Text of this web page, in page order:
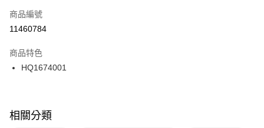
【「AFTEE先享後付」結帳流程】
１．於結帳方式選擇「AFTEE先享後付」後，將跳轉至「AFTEE先享後付」
２．訂單成立數日內，您將收到繳費通知簡訊。
３．收到繳費通知簡訊後14天內，點擊此簡訊中的連結，可透過四大超商／
ATM／網路銀行／等多元方式進行付款，方視為交易完成。
※ 交易是否成功請以「AFTEE先享後付 」之結帳頁面顯示為準，若有關於
是否繳費成功／繳費後需取消欲退款等相關疑問，請聯繫「AFTEE先享後付
宅配
每筆NT$100，滿NT$1,500(含以上)免運費
付款後門市自取
每筆NT$100，滿NT$1,500(含以上)免運費
商品編號
11460784
商品特色
HQ1674001
相關分類